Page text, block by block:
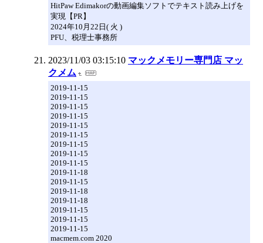
HitPaw Edimakorの動画編集ソフトでテキスト読み上げを
実現【PR】
2024年10月22日( 火 )
PFU、税理士事務所
2023/11/03 03:15:10 マックメモリー専門店 マッ
クメム
2019-11-15
2019-11-15
2019-11-15
2019-11-15
2019-11-15
2019-11-15
2019-11-15
2019-11-15
2019-11-15
2019-11-18
2019-11-15
2019-11-18
2019-11-18
2019-11-15
2019-11-15
2019-11-15
macmem.com 2020